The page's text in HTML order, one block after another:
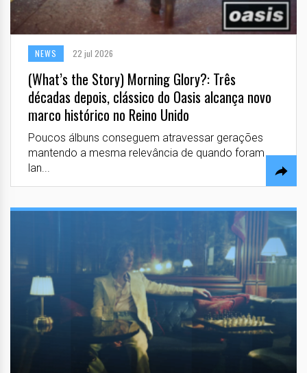
NEWS 22 jul 2026
(What’s the Story) Morning Glory?: Três
décadas depois, clássico do Oasis alcança novo
marco histórico no Reino Unido
Poucos álbuns conseguem atravessar gerações
mantendo a mesma relevância de quando foram
lan...